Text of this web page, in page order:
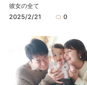
彼女の全て
2025/2/21
0